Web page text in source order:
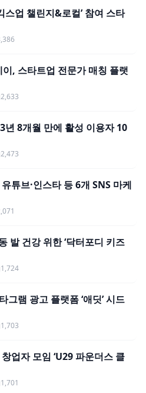
스업 챌린지&로컬’ 참여 스타
, 스타트업 전문가 매칭 플랫
2,633
년 8개월 만에 활성 이용자 10
2,473
유튜브·인스타 등 6개 SNS 마케
발 건강 위한 ‘닥터포디 키즈
1,724
그램 광고 플랫폼 ‘애딧’ 시드
1,703
업자 모임 ‘U29 파운더스 클
1,701